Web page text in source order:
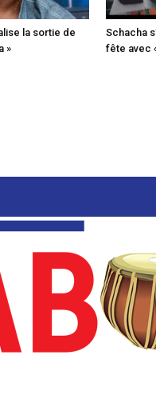
la sortie de
»
Schacha
fête avec